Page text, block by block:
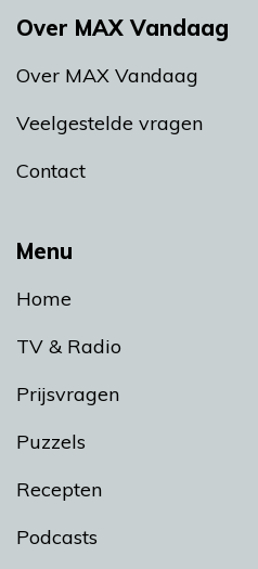
Menu
Home
TV & Radio
Prijsvragen
Puzzels
Recepten
Podcasts
Over MAX Vandaag
Over MAX Vandaag
Veelgestelde vragen
Contact